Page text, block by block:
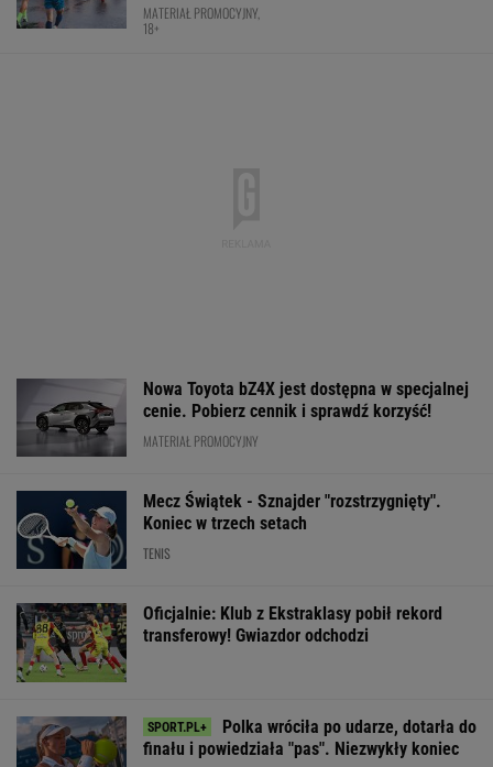
MATERIAŁ PROMOCYJNY,
18+
Nowa Toyota bZ4X jest dostępna w specjalnej
cenie. Pobierz cennik i sprawdź korzyść!
MATERIAŁ PROMOCYJNY
Mecz Świątek - Sznajder "rozstrzygnięty".
Koniec w trzech setach
TENIS
Oficjalnie: Klub z Ekstraklasy pobił rekord
transferowy! Gwiazdor odchodzi
Polka wróciła po udarze, dotarła do
finału i powiedziała "pas". Niezwykły koniec